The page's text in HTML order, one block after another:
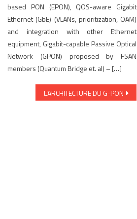
based PON (EPON), QOS-aware Gigabit
Ethernet (GbE) (VLANs, prioritization, OAM)
and integration with other Ethernet
equipment, Gigabit-capable Passive Optical
Network (GPON) proposed by FSAN
members (Quantum Bridge et. al) – […]
L’ARCHITECTURE DU G-PON